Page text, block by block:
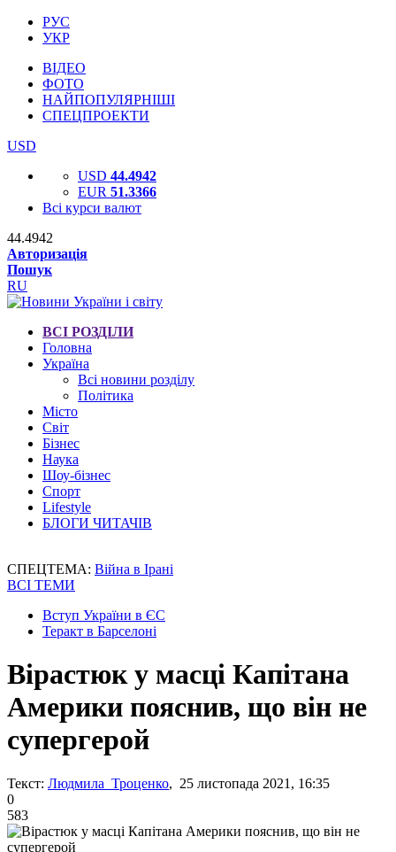
РУС
УКР
ВІДЕО
ФОТО
НАЙПОПУЛЯРНІШІ
СПЕЦПРОЕКТИ
USD
USD 44.4942
EUR 51.3366
Всі курси валют
44.4942
Авторизація
Пошук
RU
ВСІ РОЗДІЛИ
Головна
Україна
Всі новини розділу
Політика
Місто
Світ
Бізнес
Наука
Шоу-бізнес
Спорт
Lifestyle
БЛОГИ ЧИТАЧІВ
СПЕЦТЕМА: Війна в Ірані
ВСІ ТЕМИ
Вступ України в ЄС
Теракт в Барселоні
Вірастюк у масці Капітана
Америки пояснив, що він не
супергерой
Текст: Людмила Троценко, 25 листопада 2021, 16:35
0
583